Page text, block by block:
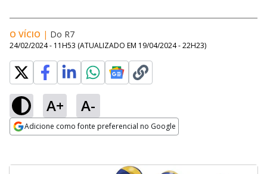
O VÍCIO | Do R7
24/02/2024 - 11H53 (ATUALIZADO EM 19/04/2024 - 22H23)
A+ A-
Adicione como fonte preferencial no Google